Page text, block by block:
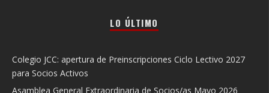
LO ÚLTIMO
Colegio JCC: apertura de Preinscripciones Ciclo Lectivo 2027
para Socios Activos
Asamblea General Extraordinaria de Socios/as Mayo 2026